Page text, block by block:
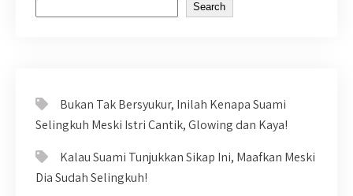
Search
Bukan Tak Bersyukur, Inilah Kenapa Suami
Selingkuh Meski Istri Cantik, Glowing dan Kaya!
Kalau Suami Tunjukkan Sikap Ini, Maafkan Meski
Dia Sudah Selingkuh!